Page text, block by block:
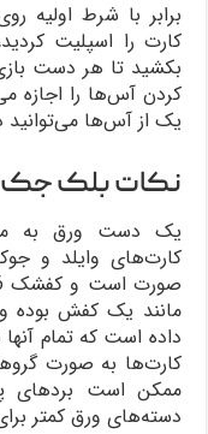
برابر با شرط اولیه
کارت را اسپلیت
بکشید تا هر دست
کردن آس‌ها را اجازه
یک از آس‌ها می‌توانید
نکات بلک جک
کارت‌های وایلد و
داده است که تمام
ممکن است برد‌های
دسته‌های ورق کمتر